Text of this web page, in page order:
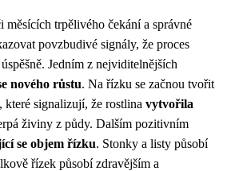
měsících trpělivého čekání a správné
povzbudivé signály, že proces
Jedním z nejviditelnějších
nového růstu. Na řízku se začnou tvořit
které signalizují, že rostlina vytvořila
živiny z půdy. Dalším pozitivním
se objem řízku. Stonky a listy působí
řízek působí zdravějším a